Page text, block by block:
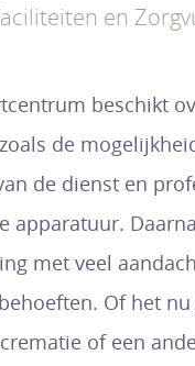
en
beschikt
de
de dienst en
apparatuur.
met veel
Of het
of een